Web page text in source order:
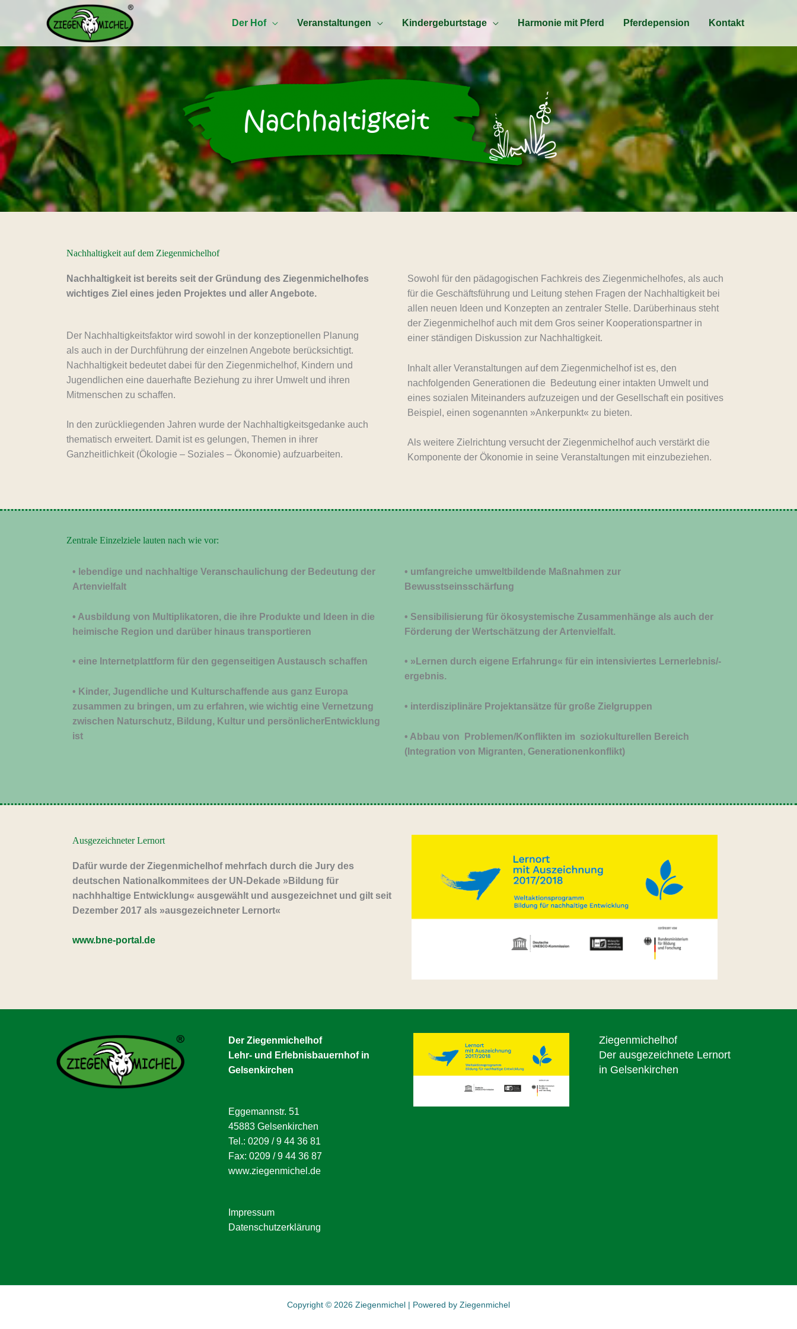
Der Hof Veranstaltungen Kindergeburtstage Harmonie mit Pferd Pferdepension Kontakt
Nachhaltigkeit auf dem Ziegenmichelhof
Nachhaltigkeit ist bereits seit der Gründung des Ziegenmichelhofes
wichtiges Ziel eines jeden Projektes und aller Angebote.
Der Nachhaltigkeitsfaktor wird sowohl in der konzeptionellen Planung
als auch in der Durchführung der einzelnen Angebote berücksichtigt.
Nachhaltigkeit bedeutet dabei für den Ziegenmichelhof, Kindern und
Jugendlichen eine dauerhafte Beziehung zu ihrer Umwelt und ihren
Mitmenschen zu schaffen.
In den zurückliegenden Jahren wurde der Nachhaltigkeitsgedanke auch
thematisch erweitert. Damit ist es gelungen, Themen in ihrer
Ganzheitlichkeit (Ökologie – Soziales – Ökonomie) aufzuarbeiten.
Sowohl für den pädagogischen Fachkreis des Ziegenmichelhofes, als auch
für die Geschäftsführung und Leitung stehen Fragen der Nachhaltigkeit bei
allen neuen Ideen und Konzepten an zentraler Stelle. Darüberhinaus steht
der Ziegenmichelhof auch mit dem Gros seiner Kooperationspartner in
einer ständigen Diskussion zur Nachhaltigkeit.
Inhalt aller Veranstaltungen auf dem Ziegenmichelhof ist es, den
nachfolgenden Generationen die Bedeutung einer intakten Umwelt und
eines sozialen Miteinanders aufzuzeigen und der Gesellschaft ein positives
Beispiel, einen sogenannten »Ankerpunkt« zu bieten.
Als weitere Zielrichtung versucht der Ziegenmichelhof auch verstärkt die
Komponente der Ökonomie in seine Veranstaltungen mit einzubeziehen.
Zentrale Einzelziele lauten nach wie vor:
• lebendige und nachhaltige Veranschaulichung der Bedeutung der
Artenvielfalt
• Ausbildung von Multiplikatoren, die ihre Produkte und Ideen in die
heimische Region und darüber hinaus transportieren
• eine Internetplattform für den gegenseitigen Austausch schaffen
• Kinder, Jugendliche und Kulturschaffende aus ganz Europa
zusammen zu bringen, um zu erfahren, wie wichtig eine Vernetzung
zwischen Naturschutz, Bildung, Kultur und persönlicherEntwicklung
ist
• umfangreiche umweltbildende Maßnahmen zur
Bewusstseinsschärfung
• Sensibilisierung für ökosystemische Zusammenhänge als auch der
Förderung der Wertschätzung der Artenvielfalt.
• »Lernen durch eigene Erfahrung« für ein intensiviertes Lernerlebnis/-
ergebnis.
• interdisziplinäre Projektansätze für große Zielgruppen
• Abbau von Problemen/Konflikten im soziokulturellen Bereich
(Integration von Migranten, Generationenkonflikt)
Ausgezeichneter Lernort
Dafür wurde der Ziegenmichelhof mehrfach durch die Jury des
deutschen Nationalkommitees der UN-Dekade »Bildung für
nachhhaltige Entwicklung« ausgewählt und ausgezeichnet und gilt seit
Dezember 2017 als »ausgezeichneter Lernort«
www.bne-portal.de
Der Ziegenmichelhof
Lehr- und Erlebnisbauernhof in
Gelsenkirchen
Eggemannstr. 51
45883 Gelsenkirchen
Tel.: 0209 / 9 44 36 81
Fax: 0209 / 9 44 36 87
www.ziegenmichel.de
Impressum
Datenschutzerklärung
Ziegenmichelhof
Der ausgezeichnete Lernort
in Gelsenkirchen
Copyright © 2026 Ziegenmichel | Powered by Ziegenmichel